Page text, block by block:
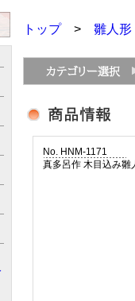
トップ> 雛人形
No. HNM-1171
真多呂作 木目込み雛